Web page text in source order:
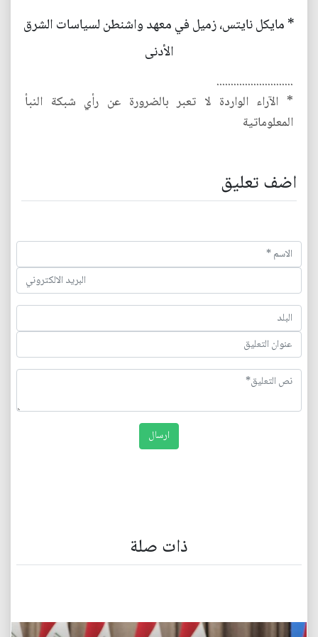
* مايكل نايتس، زميل في معهد واشنطن لسياسات الشرق
الأدنى
...........................
* الآراء الواردة لا تعبر بالضرورة عن رأي شبكة النبأ
المعلوماتية
اضف تعليق
ذات صلة